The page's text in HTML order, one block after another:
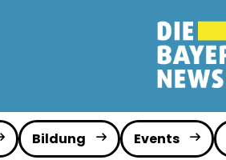
Bildung Events